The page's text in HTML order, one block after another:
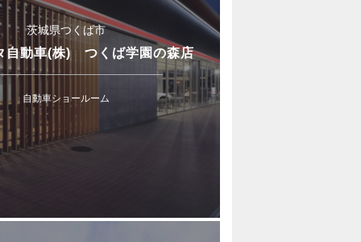
茨城県つくば市
自動車(株) つくば学園の森店
自動車ショールーム